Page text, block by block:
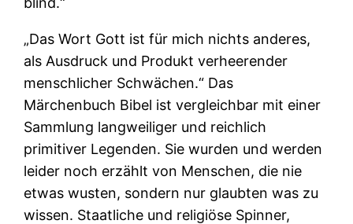
„Das Wort Gott ist für mich nichts anderes,
als Ausdruck und Produkt verheerender
menschlicher Schwächen.“ Das
Märchenbuch Bibel ist vergleichbar mit einer
Sammlung langweiliger und reichlich
primitiver Legenden. Sie wurden und werden
leider noch erzählt von Menschen, die nie
etwas wusten, sondern nur glaubten was zu
wissen. Staatliche und religiöse Spinner,